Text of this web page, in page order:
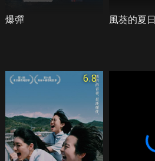
爆彈 風葵的夏
6.8